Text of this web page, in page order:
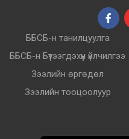
ББСБ-н танилцуулга
ББСБ-н Бүтээгдэхүүн үйлчилгээ
Зээлийн өргөдөл
Зээлийн тооцоолуур